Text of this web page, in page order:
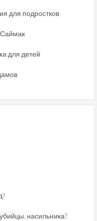
для подростков
для детей
насильника?